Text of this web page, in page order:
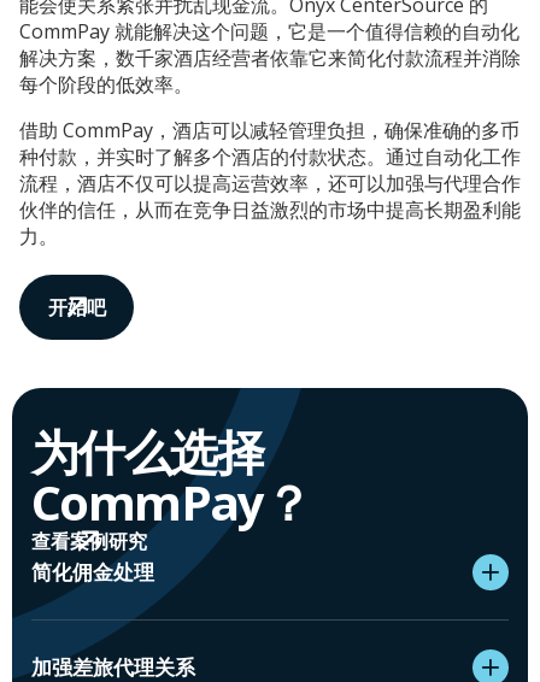
CommPay 就能解决这个问题，它是一个值得信赖的自动化
解决方案，数千家酒店经营者依靠它来简化付款流程并消除
每个阶段的低效率。
借助 CommPay，酒店可以减轻管理负担，确保准确的多币
种付款，并实时了解多个酒店的付款状态。通过自动化工作
流程，酒店不仅可以提高运营效率，还可以加强与代理合作
伙伴的信任，从而在竞争日益激烈的市场中提高长期盈利能
力。
开始吧
为什么选择
CommPay？
查看案例研究
简化佣金处理
加强差旅代理关系